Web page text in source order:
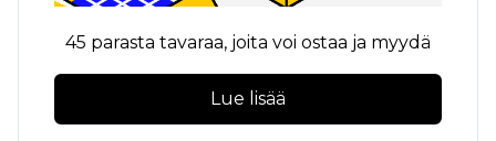
45 parasta tavaraa, joita voi ostaa ja myydä
Lue lisää